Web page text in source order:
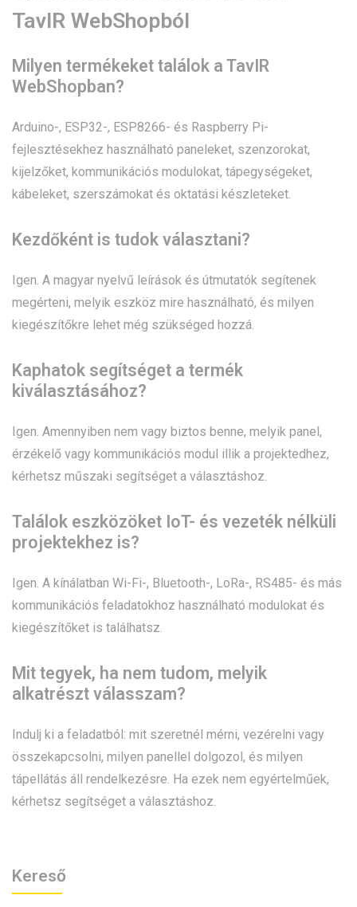
TavIR WebShopból
Milyen termékeket találok a TavIR
WebShopban?
Arduino-, ESP32-, ESP8266- és Raspberry Pi-
fejlesztésekhez használható paneleket, szenzorokat,
kijelzőket, kommunikációs modulokat, tápegységeket,
kábeleket, szerszámokat és oktatási készleteket.
Kezdőként is tudok választani?
Igen. A magyar nyelvű leírások és útmutatók segítenek
megérteni, melyik eszköz mire használható, és milyen
kiegészítőkre lehet még szükséged hozzá.
Kaphatok segítséget a termék
kiválasztásához?
Igen. Amennyiben nem vagy biztos benne, melyik panel,
érzékelő vagy kommunikációs modul illik a projektedhez,
kérhetsz műszaki segítséget a választáshoz.
Találok eszközöket IoT- és vezeték nélküli
projektekhez is?
Igen. A kínálatban Wi-Fi-, Bluetooth-, LoRa-, RS485- és más
kommunikációs feladatokhoz használható modulokat és
kiegészítőket is találhatsz.
Mit tegyek, ha nem tudom, melyik
alkatrészt válasszam?
Indulj ki a feladatból: mit szeretnél mérni, vezérelni vagy
összekapcsolni, milyen panellel dolgozol, és milyen
tápellátás áll rendelkezésre. Ha ezek nem egyértelműek,
kérhetsz segítséget a választáshoz.
Kereső